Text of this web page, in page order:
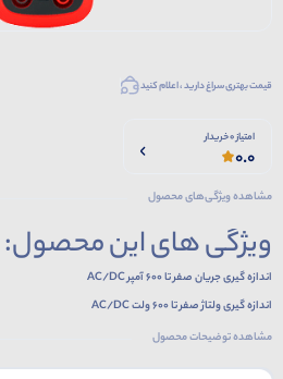
قیمت بهتری سراغ دارید ، اعلام کنید
امتیاز 0 خریدار
0.0
مشاهده ویژگی‌های محصول
ویژگی های این محصول:
اندازه گیری جریان صفر تا 600 آمپر AC/DC
اندازه گیری ولتاژ صفر تا 600 ولت AC/DC
اندازه گیری فرکانس 10 الی 60 کیلوهرتز
مشاهده توضیحات محصول